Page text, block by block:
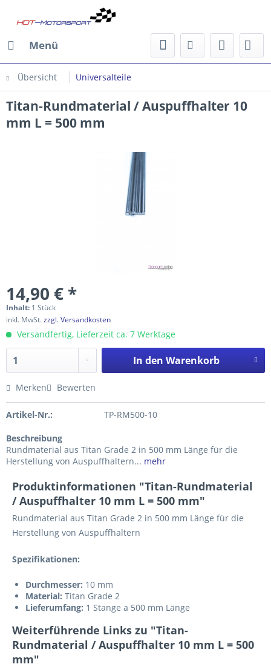
Menü
Übersicht Universalteile
Titan-Rundmaterial / Auspuffhalter 10
mm L = 500 mm
14,90 € *
Inhalt: 1 Stück
inkl. MwSt.zzgl. Versandkosten
Versandfertig, Lieferzeit ca. 7 Werktage
In den Warenkorb
Merken Bewerten
Artikel-Nr.: TP-RM500-10
Beschreibung
Rundmaterial aus Titan Grade 2 in 500 mm Länge für die
Herstellung von Auspuffhaltern... mehr
Produktinformationen "Titan-Rundmaterial
/ Auspuffhalter 10 mm L = 500 mm"
Rundmaterial aus Titan Grade 2 in 500 mm Länge für die
Herstellung von Auspuffhaltern
Spezifikationen:
Durchmesser: 10 mm
Material: Titan Grade 2
Lieferumfang: 1 Stange a 500 mm Länge
Weiterführende Links zu "Titan-
Rundmaterial / Auspuffhalter 10 mm L = 500
mm"